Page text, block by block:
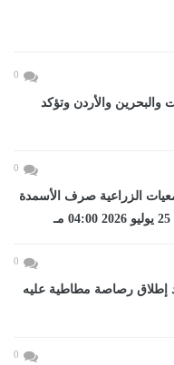
0
والبحرين والأردن وتؤكد
0
الزراعية صرف الأسمدة
0
إطلاق رصاصة مطاطية عليه
0